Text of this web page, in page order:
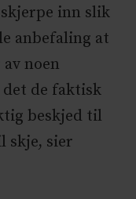
inn slik
anbefaling at
noen
de faktisk
beskjed til
skje, sier